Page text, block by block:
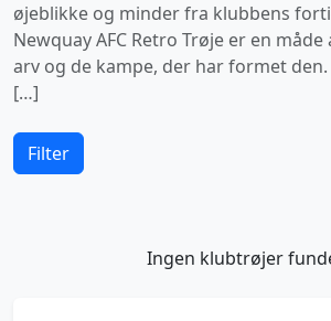
øjeblikke og minder fra klubbens
Newquay AFC Retro Trøje er en
arv og de kampe, der har formet
[…]
Filter
Ingen klubtrøjer